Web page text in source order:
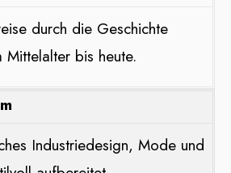
durch die Geschichte
Mittelalter bis heute.
Industriedesign, Mode und